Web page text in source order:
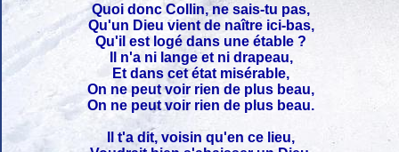
Quoi donc Collin, ne sais-tu pas,
Qu'un Dieu vient de naître ici-bas,
Qu'il est logé dans une étable ?
Il n'a ni lange et ni drapeau,
Et dans cet état misérable,
On ne peut voir rien de plus beau,
On ne peut voir rien de plus beau.
Il t'a dit, voisin qu'en ce lieu,